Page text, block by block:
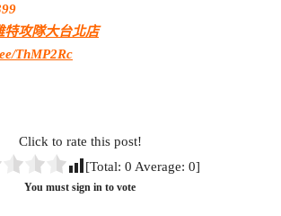
特攻隊大台北店
ThMP2Rc
Click to rate this post!
[Total: 0 Average: 0]
You must sign in to vote